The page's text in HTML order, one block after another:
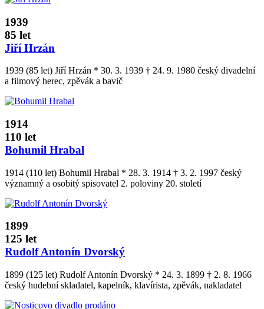
1939
85 let
Jiří Hrzán
1939 (85 let) Jiří Hrzán * 30. 3. 1939 † 24. 9. 1980 český divadelní
a filmový herec, zpěvák a bavič
1914
110 let
Bohumil Hrabal
1914 (110 let) Bohumil Hrabal * 28. 3. 1914 † 3. 2. 1997 český
významný a osobitý spisovatel 2. poloviny 20. století
1899
125 let
Rudolf Antonín Dvorský
1899 (125 let) Rudolf Antonín Dvorský * 24. 3. 1899 † 2. 8. 1966
český hudební skladatel, kapelník, klavírista, zpěvák, nakladatel